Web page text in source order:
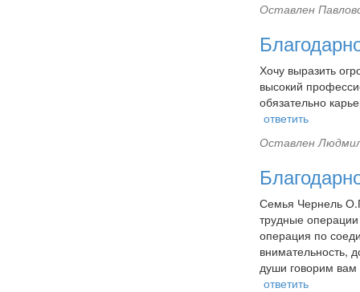
Оставлен
Хочу выразить
высокий
обязательно
ответить
Оставлен
Семья Чернель
трудные
операция по
внимательность,
души говорим
ответить